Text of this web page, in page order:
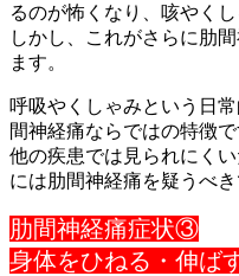
るのが怖くなり、咳やく
しかし、これがさらに肋
ます。
呼吸やくしゃみという日
間神経痛ならではの特徴で
他の疾患では見られにく
には肋間神経痛を疑うべき
肋間神経痛症状③
身体をひねる・伸ば